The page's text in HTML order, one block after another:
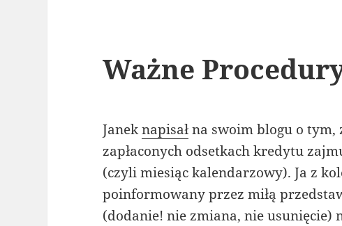
Ważne
Janeknapisałna swoim blogu o tym,
zapłaconych odsetkach kredytu
(czyli miesiąc kalendarzowy). Ja z
poinformowany przez miłą
(dodanie! nie zmiana, nie usunięcie)